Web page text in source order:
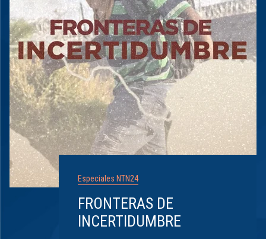
Especiales NTN24
FRONTERAS DE
INCERTIDUMBRE